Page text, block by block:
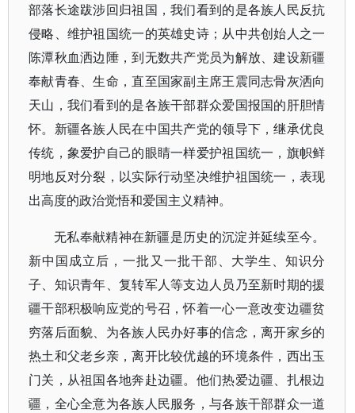
部落长途跋涉回归祖国，我们看到的是各族人民反抗
侵略、维护祖国统一的英雄史诗；从中共创始人之一
陈潭秋血洒边陲，到无数共产党员为解放、建设新疆
奉献青春、生命，直至国家副主席王震同志骨灰洒向
天山，我们看到的是各族干部群众爱国报国的肝胆情
怀。新疆各族人民在中国共产党的领导下，继承优良
传统，象爱护自己的眼睛一样爱护祖国统一，旗帜鲜
明地反对分裂，以实际行动坚决维护祖国统一，表现
出高度的政治觉悟和爱国主义精神。
无私奉献精神在新疆是历史的沉淀并延续至今。
新中国成立后，一批又一批干部、大学生、知识分
子、知识青年、复转军人等支边人员乃至新时期的援
疆干部积极响应党的号召，怀着一心一意改变边疆贫
穷落后面貌、为各族人民办好事的信念，离开家乡的
热土和父老乡亲，离开比较优越的环境条件，西出玉
门关，从祖国各地奔赴边疆。他们热爱边疆、扎根边
疆，全心全意为各族人民服务，与各族干部群众一道